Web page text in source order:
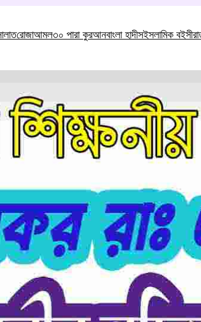
রোজাআমল৩০ পারা কুরআনবাংলা হাদীসইসলামিক বই